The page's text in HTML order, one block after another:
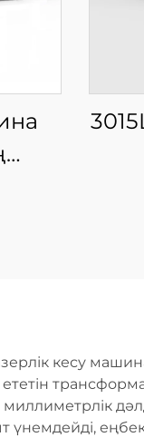
кесу
ететін
үнемдейді,